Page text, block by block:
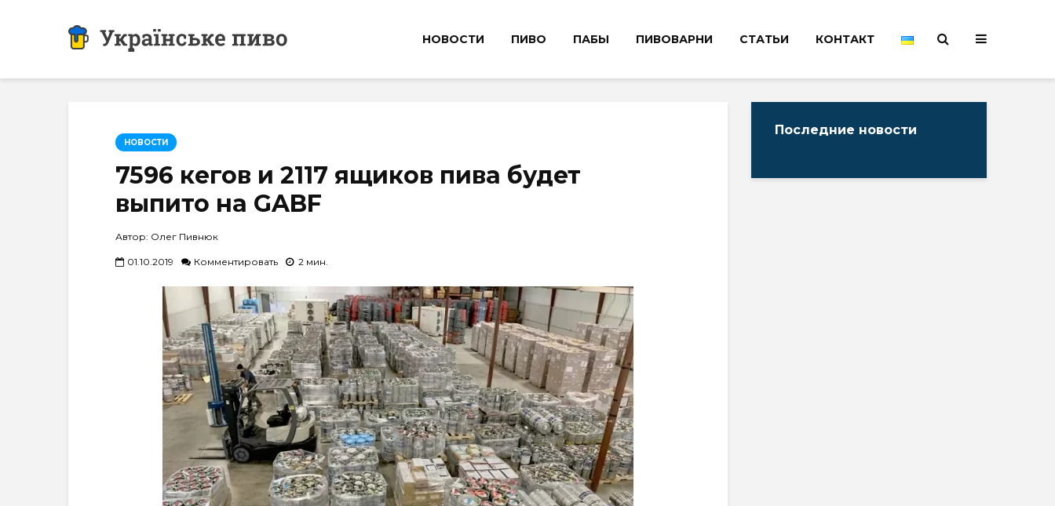
НОВОСТИ ПИВО ПАБЫ ПИВОВАРНИ СТАТЬИ КОНТАКТ
НОВОСТИ
7596 кегов и 2117 ящиков пива будет
выпито на GABF
Автор: Олег Пивнюк
01.10.2019 Комментировать 2 мин.
Последние новости